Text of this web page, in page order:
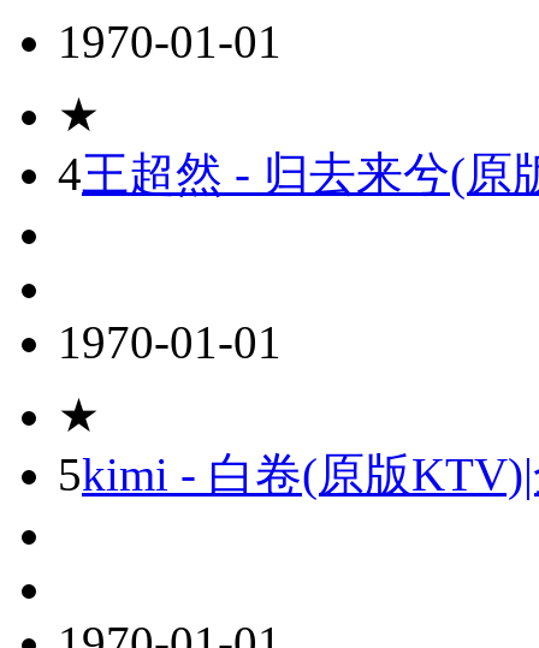
1970-01-01
★
4王超然 - 归去来兮(原
1970-01-01
★
5kimi - 白卷(原版